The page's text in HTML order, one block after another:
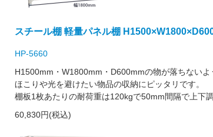
スチール棚 軽量パネル棚
HP-5660
H1500mm・W1800mm・D600mmの物が落ちない
ほこりや光を避けたい物品の収納にピッタリです。
棚板1枚あたりの耐荷重は120kgで50mm間隔で上下調
60,830円(税込)